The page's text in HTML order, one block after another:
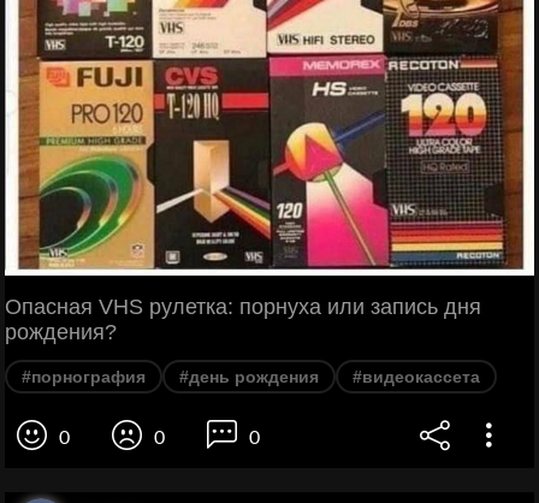
Опасная VHS рулетка: порнуха или запись дня
рождения?
#порнография #день рождения #видеокассета
0 0 0